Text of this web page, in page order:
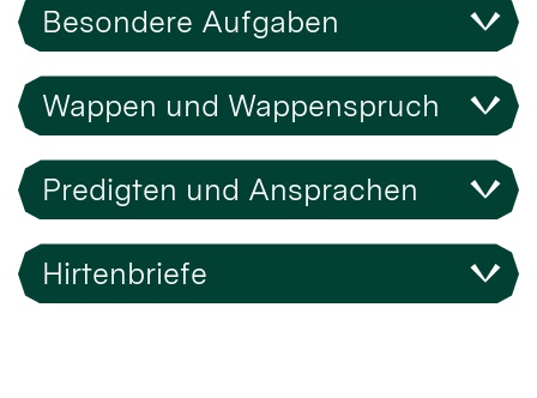
Besondere Aufgaben
Wappen und Wappenspruch
Predigten und Ansprachen
Hirtenbriefe